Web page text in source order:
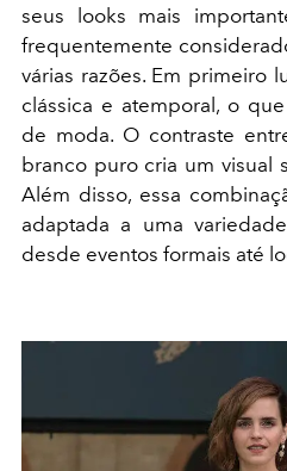
seus looks mais
frequentemente
várias razões. Em primeiro
clássica e atemporal, o
de moda. O contraste
branco puro cria um visual
Além disso, essa
adaptada a uma
desde eventos formais até